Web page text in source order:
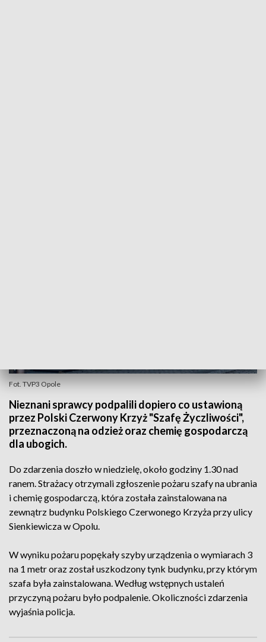
Fot. TVP3 Opole
Nieznani sprawcy podpalili dopiero co ustawioną
przez Polski Czerwony Krzyż "Szafę Życzliwości",
przeznaczoną na odzież oraz chemię gospodarczą
dla ubogich.
Do zdarzenia doszło w niedzielę, około godziny 1.30 nad
ranem. Strażacy otrzymali zgłoszenie pożaru szafy na ubrania
i chemię gospodarczą, która została zainstalowana na
zewnątrz budynku Polskiego Czerwonego Krzyża przy ulicy
Sienkiewicza w Opolu.
W wyniku pożaru popękały szyby urządzenia o wymiarach 3
na 1 metr oraz został uszkodzony tynk budynku, przy którym
szafa była zainstalowana. Według wstępnych ustaleń
przyczyną pożaru było podpalenie. Okoliczności zdarzenia
wyjaśnia policja.